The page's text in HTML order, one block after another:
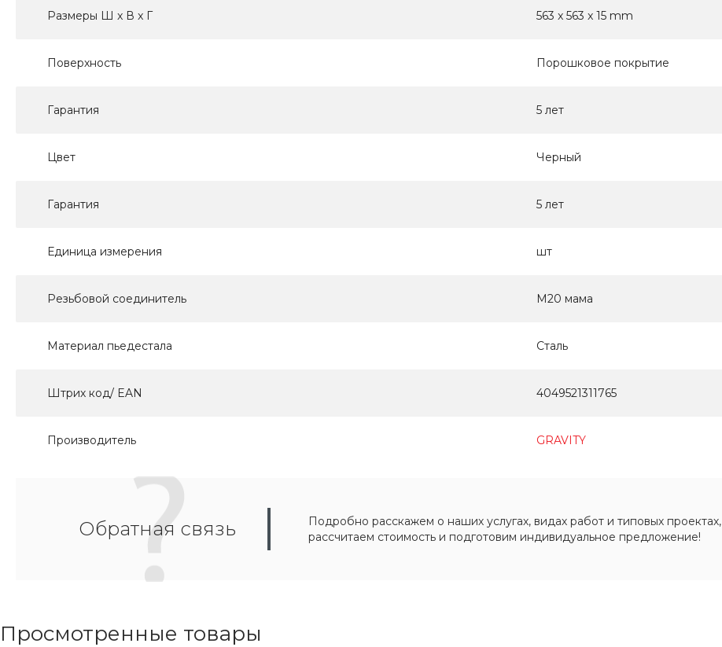
Размеры Ш x В x Г 563 x 563 x 15 mm
Поверхность Порошковое покрытие
Гарантия 5 лет
Цвет Черный
Гарантия 5 лет
Единица измерения шт
Резьбовой соединитель M20 мама
Материал пьедестала Сталь
Штрих код/ EAN 4049521311765
Производитель GRAVITY
Обратная связь
Подробно расскажем о наших услугах, видах работ и типовых проектах,
рассчитаем стоимость и подготовим индивидуальное предложение!
Просмотренные товары